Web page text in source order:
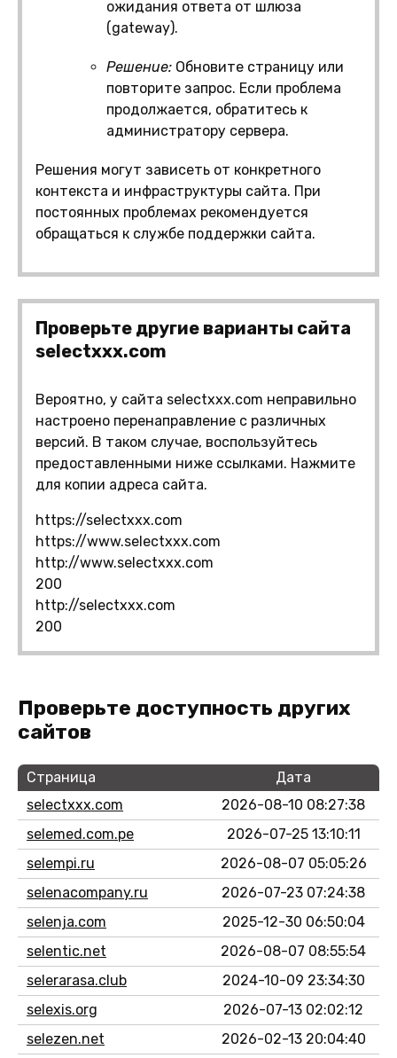
ожидания ответа от шлюза
(gateway).
Решение: Обновите страницу или
повторите запрос. Если проблема
продолжается, обратитесь к
администратору сервера.
Решения могут зависеть от конкретного
контекста и инфраструктуры сайта. При
постоянных проблемах рекомендуется
обращаться к службе поддержки сайта.
Проверьте другие варианты сайта
selectxxx.com
Вероятно, у сайта selectxxx.com неправильно
настроено перенаправление с различных
версий. В таком случае, воспользуйтесь
предоставленными ниже ссылками. Нажмите
для копии адреса сайта.
https://selectxxx.com
https://www.selectxxx.com
http://www.selectxxx.com
200
http://selectxxx.com
200
Проверьте доступность других
сайтов
Страница
Дата
selectxxx.com
2026-08-10 08:27:38
selemed.com.pe
2026-07-25 13:10:11
selempi.ru
2026-08-07 05:05:26
selenacompany.ru
2026-07-23 07:24:38
selenja.com
2025-12-30 06:50:04
selentic.net
2026-08-07 08:55:54
selerarasa.club
2024-10-09 23:34:30
selexis.org
2026-07-13 02:02:12
selezen.net
2026-02-13 20:04:40